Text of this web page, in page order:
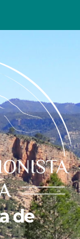
de